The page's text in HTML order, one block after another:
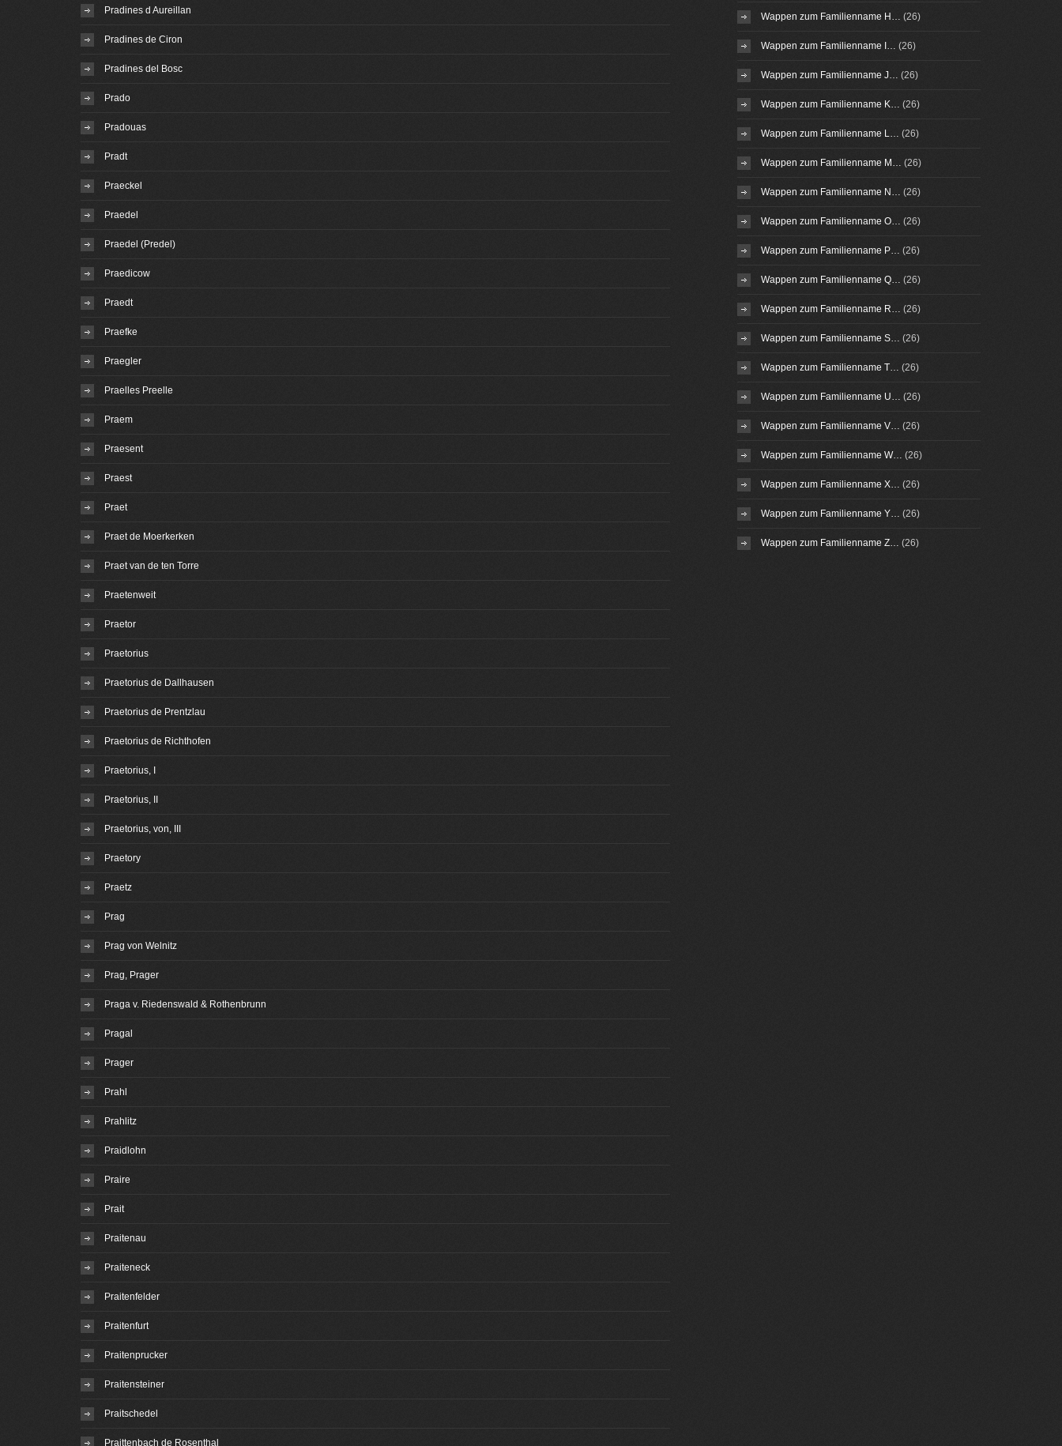
Pradines d Aureillan
Pradines de Ciron
Pradines del Bosc
Prado
Pradouas
Pradt
Praeckel
Praedel
Praedel (Predel)
Praedicow
Praedt
Praefke
Praegler
Praelles Preelle
Praem
Praesent
Praest
Praet
Praet de Moerkerken
Praet van de ten Torre
Praetenweit
Praetor
Praetorius
Praetorius de Dallhausen
Praetorius de Prentzlau
Praetorius de Richthofen
Praetorius, I
Praetorius, II
Praetorius, von, III
Praetory
Praetz
Prag
Prag von Welnitz
Prag, Prager
Praga v. Riedenswald & Rothenbrunn
Pragal
Prager
Prahl
Prahlitz
Praidlohn
Praire
Prait
Praitenau
Praiteneck
Praitenfelder
Praitenfurt
Praitenprucker
Praitensteiner
Praitschedel
Praittenbach de Rosenthal
Wappen zum Familienname H… (26)
Wappen zum Familienname I… (26)
Wappen zum Familienname J… (26)
Wappen zum Familienname K… (26)
Wappen zum Familienname L… (26)
Wappen zum Familienname M… (26)
Wappen zum Familienname N… (26)
Wappen zum Familienname O… (26)
Wappen zum Familienname P… (26)
Wappen zum Familienname Q… (26)
Wappen zum Familienname R… (26)
Wappen zum Familienname S… (26)
Wappen zum Familienname T… (26)
Wappen zum Familienname U… (26)
Wappen zum Familienname V… (26)
Wappen zum Familienname W… (26)
Wappen zum Familienname X… (26)
Wappen zum Familienname Y… (26)
Wappen zum Familienname Z… (26)